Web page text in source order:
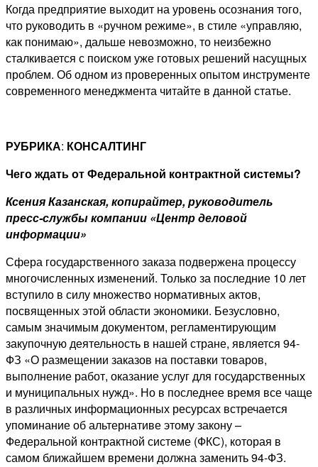
Когда предприятие выходит на уровень осознания того,
что руководить в «ручном режиме», в стиле «управляю,
как понимаю», дальше невозможно, то неизбежно
сталкивается с поиском уже готовых решений насущных
проблем. Об одном из проверенных опытом инструменте
современного менеджмента читайте в данной статье.
РУБРИКА: КОНСАЛТИНГ
Чего ждать от Федеральной контрактной системы?
Ксения Казанская, копирайтер, руководитель
пресс-службы компании «Центр деловой
информации»
Сфера государственного заказа подвержена процессу
многочисленных изменений. Только за последние 10 лет
вступило в силу множество нормативных актов,
посвященных этой области экономики. Безусловно,
самым значимым документом, регламентирующим
закупочную деятельность в нашей стране, является 94-
ФЗ «О размещении заказов на поставки товаров,
выполнение работ, оказание услуг для государственных
и муниципальных нужд». Но в последнее время все чаще
в различных информационных ресурсах встречается
упоминание об альтернативе этому закону –
Федеральной контрактной системе (ФКС), которая в
самом ближайшем времени должна заменить 94-ФЗ.